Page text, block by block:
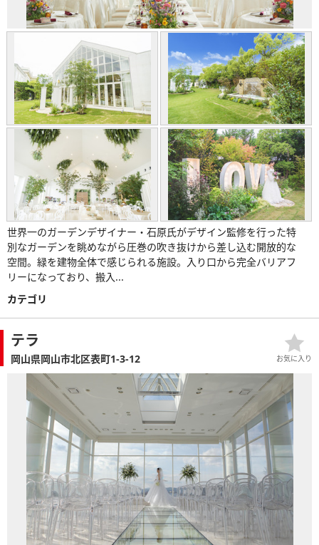
世界一のガーデンデザイナー・石原氏がデザイン監修を行った特
別なガーデンを眺めながら圧巻の吹き抜けから差し込む開放的な
空間。緑を建物全体で感じられる施設。入り口から完全バリアフ
リーになっており、搬入...
カテゴリ
テラ
岡山県岡山市北区表町1-3-12 お気に入り